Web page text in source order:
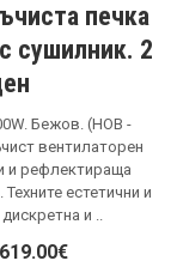
печка
сушилник. 2
Бежов. (НОВ -
вентилаторен
и рефлектираща
естетични и
и ..